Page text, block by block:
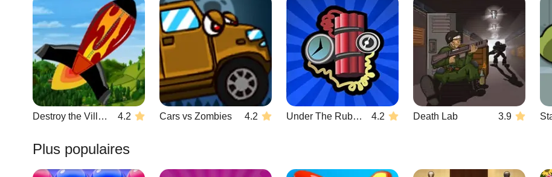
Destroy the Village 4.2 Cars vs Zombies 4.2 Under The Rubble 4.2 Death Lab 3.9
Plus populaires